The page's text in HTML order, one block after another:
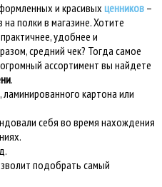
и красивых ценников –
полки в магазине. Хотите
удобнее и
средний чек? Тогда самое
ассортимент вы найдете
.
картона или
себя во время нахождения
подобрать самый